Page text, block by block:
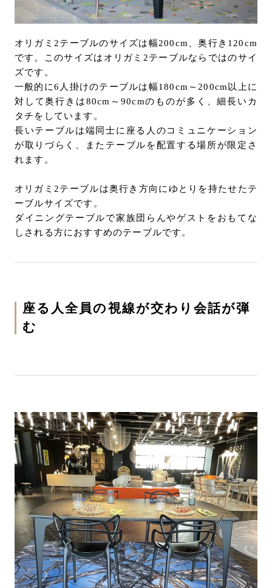
オリガミ2テーブルのサイズは幅200cm、奥行き120cm
です。このサイズはオリガミ2テーブルならではのサイ
ズです。
一般的に6人掛けのテーブルは幅180cm～200cm以上に
対して奥行きは80cm～90cmのものが多く、細長いカ
タチをしています。
長いテーブルは端同士に座る人のコミュニケーション
が取りづらく、またテーブルを配置する場所が限定さ
れます。
オリガミ2テーブルは奥行き方向にゆとりを持たせたテ
ーブルサイズです。
ダイニングテーブルで家族団らんやゲストをおもてな
しされる方におすすめのテーブルです。
座る人全員の視線が交わり会話が弾
む